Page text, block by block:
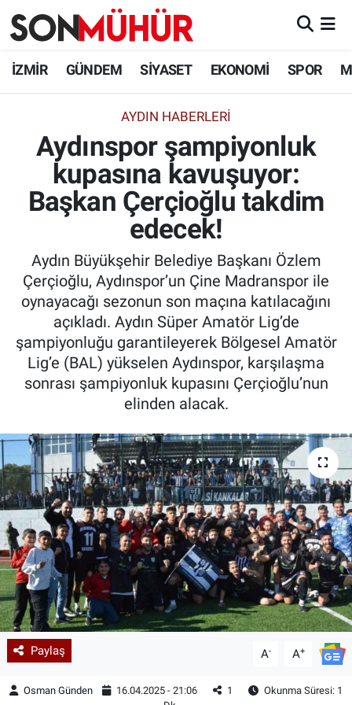
İZMİR GÜNDEM SİYASET EKONOMİ SPOR
AYDIN HABERLERİ
Aydınspor şampiyonluk
kupasına kavuşuyor:
Başkan Çerçioğlu takdim
edecek!
Aydın Büyükşehir Belediye Başkanı Özlem
Çerçioğlu, Aydınspor’un Çine Madranspor ile
oynayacağı sezonun son maçına katılacağını
açıkladı. Aydın Süper Amatör Lig’de
şampiyonluğu garantileyerek Bölgesel Amatör
Lig’e (BAL) yükselen Aydınspor, karşılaşma
sonrası şampiyonluk kupasını Çerçioğlu’nun
elinden alacak.
Paylaş A- A+
Osman Günden 16.04.2025 - 21:06 1
Okunma Süresi: 1
İzmir Nöbetçi Eczaneler
İzmir Namaz Vakitleri
İzmir Trafik Yoğunluk Haritası
Süper Lig Puan Durumu ve Fikstür
Tüm Manşetler
Son Dakika Haberleri
Haber Arşivi